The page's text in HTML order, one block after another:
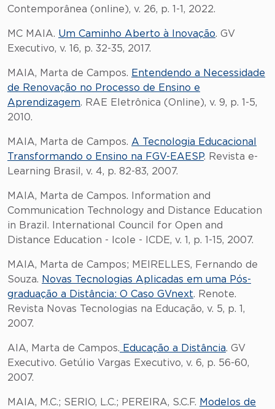
Contemporânea (online), v. 26, p. 1-1, 2022.
MC MAIA. Um Caminho Aberto à Inovação. GV
Executivo, v. 16, p. 32-35, 2017.
MAIA, Marta de Campos. Entendendo a Necessidade
de Renovação no Processo de Ensino e
Aprendizagem. RAE Eletrônica (Online), v. 9, p. 1-5,
2010.
MAIA, Marta de Campos. A Tecnologia Educacional
Transformando o Ensino na FGV-EAESP. Revista e-
Learning Brasil, v. 4, p. 82-83, 2007.
MAIA, Marta de Campos. Information and
Communication Technology and Distance Education
in Brazil. International Council for Open and
Distance Education - Icole - ICDE, v. 1, p. 1-15, 2007.
MAIA, Marta de Campos; MEIRELLES, Fernando de
Souza. Novas Tecnologias Aplicadas em uma Pós-
graduação a Distância: O Caso GVnext. Renote.
Revista Novas Tecnologias na Educação, v. 5, p. 1,
2007.
AIA, Marta de Campos. Educação a Distância. GV
Executivo. Getúlio Vargas Executivo, v. 6, p. 56-60,
2007.
MAIA, M.C.; SERIO, L.C.; PEREIRA, S.C.F. Modelos de